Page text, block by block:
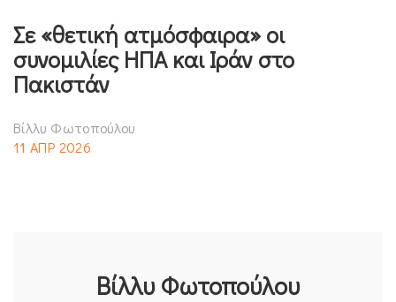
Σε «θετική ατμόσφαιρα» οι
συνομιλίες ΗΠΑ και Ιράν στο
Πακιστάν
Βίλλυ Φωτοπούλου
11 ΑΠΡ 2026
Βίλλυ Φωτοπούλου